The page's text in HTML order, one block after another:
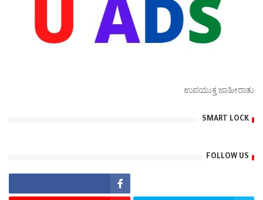
ಉಪಯುಕ್ತ ಜಾಹೀರಾತು
SMART LOCK
FOLLOW US